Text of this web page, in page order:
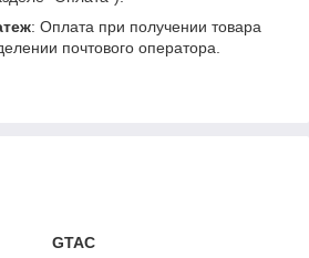
: Оплата при получении товара
почтового оператора.
GTAC